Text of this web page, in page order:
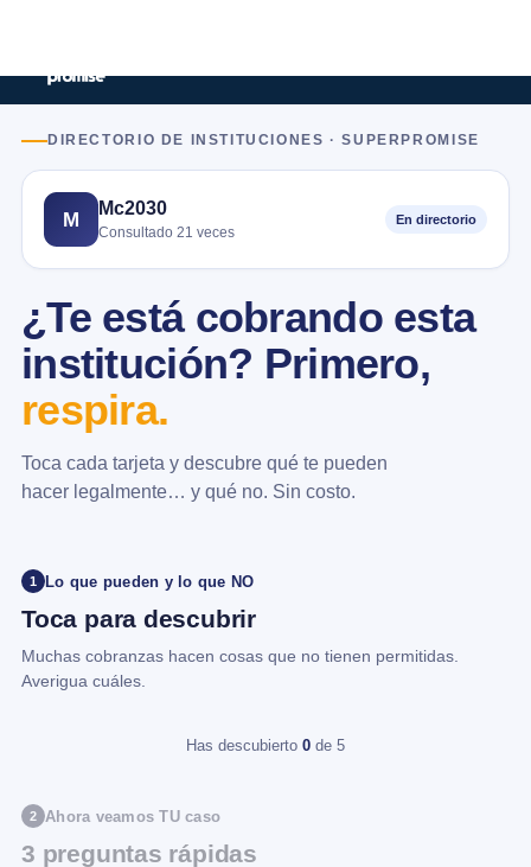
DIRECTORIO DE INSTITUCIONES · SUPERPROMISE
M
Mc2030
Consultado 21 veces
En directorio
¿Te está cobrando esta
institución? Primero,
respira.
Toca cada tarjeta y descubre qué te pueden
hacer legalmente… y qué no. Sin costo.
1 Lo que pueden y lo que NO
Toca para descubrir
Muchas cobranzas hacen cosas que no tienen permitidas.
Averigua cuáles.
Has descubierto 0 de 5
2 Ahora veamos TU caso
3 preguntas rápidas